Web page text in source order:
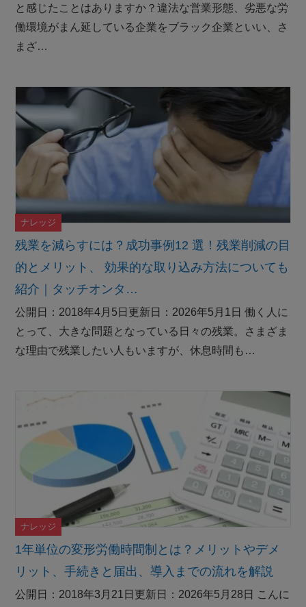
と感じたことはありますか？違法な営業形態、劣悪な労
働環境がまん延している企業をブラック企業といい、さ
まざ…
残業を減らすには？成功事例12 選！残業削減の目
的とメリット、 効果的な取り込み方法についても
紹介｜タッチオンタ…
ナレッジ
公開日：2018年4月5日更新日：2026年5月1日 働く人に
とって、大きな問題となっている日々の残業。さまざま
な理由で残業したい人もいますが、休息時間も…
1年単位の変形労働時間制とは？メリットやデメ
リット、手続きと届出、導入までの流れを解説
ナレッジ
公開日：2018年3月21日更新日：2026年5月28日 こんに